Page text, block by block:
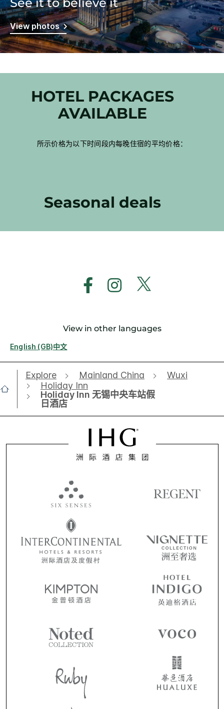
View photos
HOTEL PACKAGES
AVAILABLE
所示价格为以下时间段内每晚住宿的平均价格：
Seasonal deals
View in other languages
English (GB)中文
Explore Mainland China
Wuxi
Holiday Inn
Holiday Inn 无锡中央车站假
日酒店